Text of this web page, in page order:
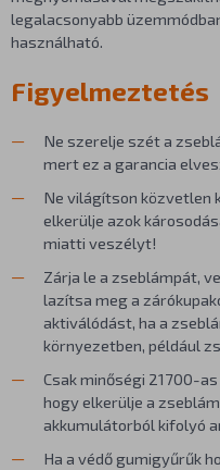
legalacsonyabb
használható.
Figyelmeztetés
Ne szerelje szét a
mert ez a garancia
Ne világítson közvetlen
elkerülje azok
miatti veszélyt!
Zárja le a zseblámpát,
lazítsa meg a
aktiválódást, ha a
környezetben, például
Csak minőségi 21700-
hogy elkerülje a
akkumulátorból kifolyó
Ha a védő gumigyűrűk